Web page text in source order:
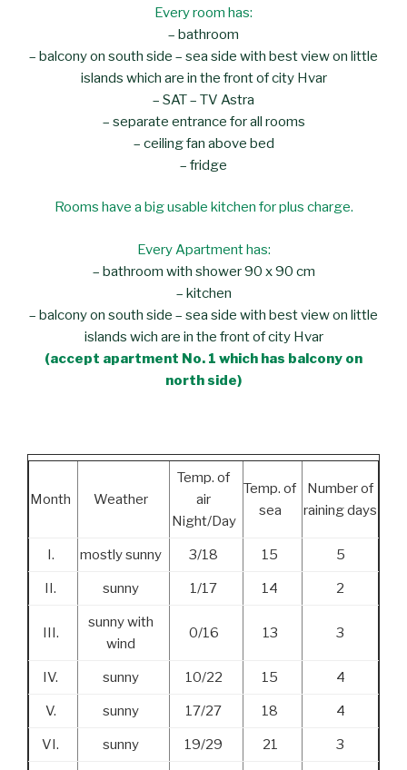
Every room has:
– bathroom
– balcony on south side – sea side with best view on little
islands which are in the front of city Hvar
– SAT – TV Astra
– separate entrance for all rooms
– ceiling fan above bed
– fridge
Rooms have a big usable kitchen for plus charge.
Every Apartment has:
– bathroom with shower 90 x 90 cm
– kitchen
– balcony on south side – sea side with best view on little
islands wich are in the front of city Hvar
(accept apartment No. 1 which has balcony on
north side)
Month Weather
Temp. of
air
Night/Day
Temp. of
sea
Number of
raining days
I. mostly sunny 3/18 15 5
II. sunny 1/17 14 2
III.
sunny with
wind
0/16 13 3
IV. sunny 10/22 15 4
V. sunny 17/27 18 4
VI. sunny 19/29 21 3